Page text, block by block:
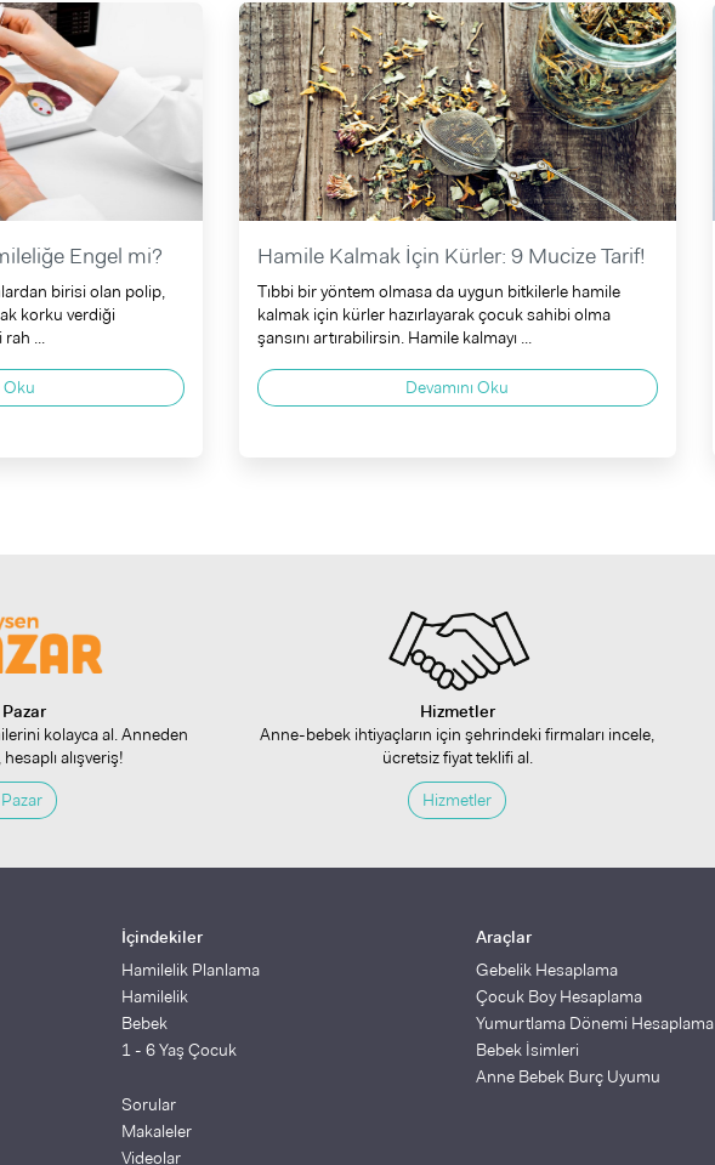
Engel mi?
birisi olan polip,
korku verdiği
...
Oku
Hamile Kalmak İçin Kürler: 9 Mucize Tarif!
Tıbbi bir yöntem olmasa da uygun bitkilerle hamile
kalmak için kürler hazırlayarak çocuk sahibi olma
şansını artırabilirsin. Hamile kalmayı ...
Devamını Oku
kolayca al. Anneden
alışveriş!
Hizmetler
Anne-bebek ihtiyaçların için şehrindeki firmaları incele,
ücretsiz fiyat teklifi al.
Hizmetler
İçindekiler
Hamilelik Planlama
Hamilelik
Bebek
1 - 6 Yaş Çocuk
Sorular
Makaleler
Videolar
Araçlar
Gebelik Hesaplama
Çocuk Boy Hesaplama
Yumurtlama Dönemi Hesaplama
Bebek İsimleri
Anne Bebek Burç Uyumu